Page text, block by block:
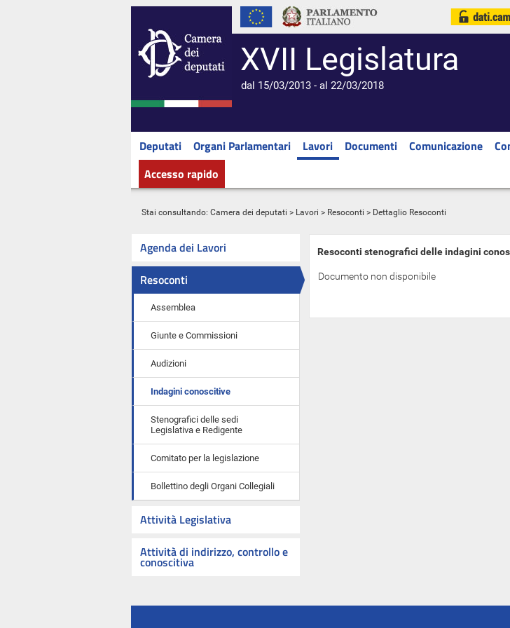
XVII Legislatura
dal 15/03/2013 - al 22/03/2018
Deputati Organi Parlamentari Lavori Documenti Comunicazione
Accesso rapido
Stai consultando: Camera dei deputati > Lavori > Resoconti > Dettaglio Resoconti
Agenda dei Lavori
Resoconti
Assemblea
Giunte e Commissioni
Audizioni
Indagini conoscitive
Stenografici delle sedi
Legislativa e Redigente
Comitato per la legislazione
Bollettino degli Organi Collegiali
Attività Legislativa
Attività di indirizzo, controllo e
conoscitiva
Resoconti stenografici delle indagini
Documento non disponibile